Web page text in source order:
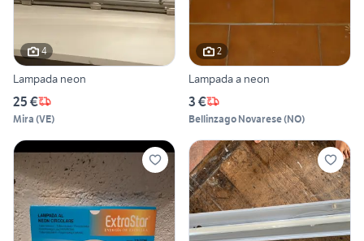
4
Lampada neon
25 €
Mira (VE)
2
Lampada a neon
3 €
Bellinzago Novarese(NO)